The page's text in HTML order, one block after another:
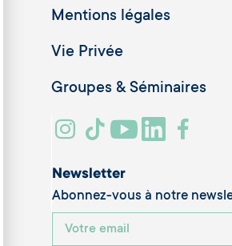
Mentions légales
Vie Privée
Groupes & Séminaires
Newsletter
Abonnez-vous à notre